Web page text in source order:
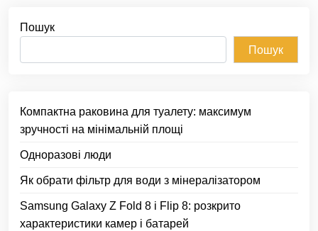
Пошук
Пошук
Компактна раковина для туалету: максимум
зручності на мінімальній площі
Одноразові люди
Як обрати фільтр для води з мінералізатором
Samsung Galaxy Z Fold 8 і Flip 8: розкрито
характеристики камер і батарей